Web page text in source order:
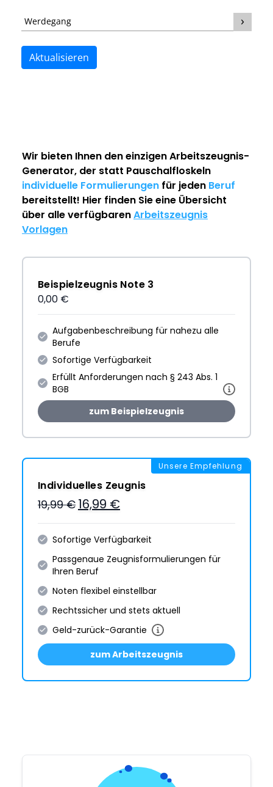
Werdegang
Aktualisieren
Wir bieten Ihnen den einzigenArbeitszeugnis-
Generator, der statt Pauschalfloskeln
individuelle Formulierungen für jeden Beruf
bereitstellt! Hier finden Sie eine Übersicht
über alle verfügbarenArbeitszeugnis
Vorlagen
Beispielzeugnis Note 3
0,00 €
Aufgabenbeschreibung für nahezu alle
Berufe
Sofortige Verfügbarkeit
Erfüllt Anforderungen nach § 243 Abs. 1
BGB
zum Beispielzeugnis
Unsere Empfehlung
Individuelles Zeugnis
19,99 € 16,99 €
Sofortige Verfügbarkeit
Passgenaue Zeugnis­formulie­rungen für
Ihren Beruf
Noten flexibel einstellbar
Rechtssicher und stets aktuell
Geld-zurück-Garantie
zum Arbeitszeugnis